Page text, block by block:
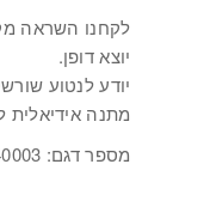
לקחנו השראה
יוצא דופן.
יודע לנטוע
מתנה
מספר דגם: 40003